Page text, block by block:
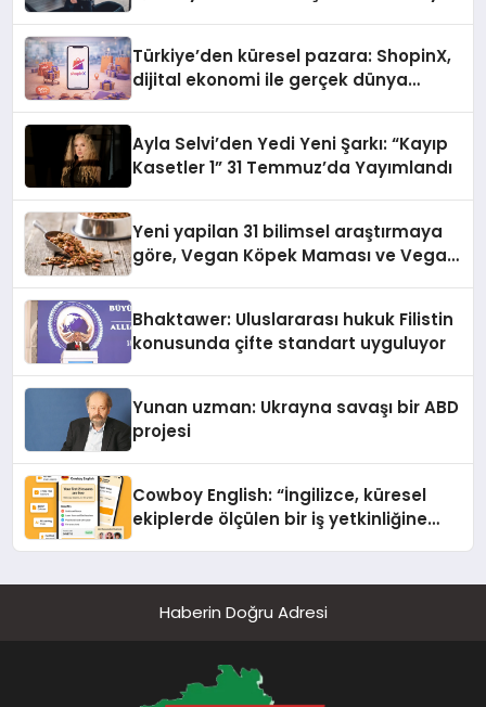
Türkiye’den küresel pazara: ShopinX,
dijital ekonomi ile gerçek dünya
Ayla Selvi’den Yedi Yeni Şarkı: “Kayıp
Kasetler 1” 31 Temmuz’da Yayımlandı
Yeni yapilan 31 bilimsel araştırmaya
göre, Vegan Köpek Maması ve Vegan
Bhaktawer: Uluslararası hukuk Filistin
konusunda çifte standart uyguluyor
Yunan uzman: Ukrayna savaşı bir ABD
projesi
Cowboy English: “İngilizce, küresel
ekiplerde ölçülen bir iş yetkinliğine
Haberin Doğru Adresi